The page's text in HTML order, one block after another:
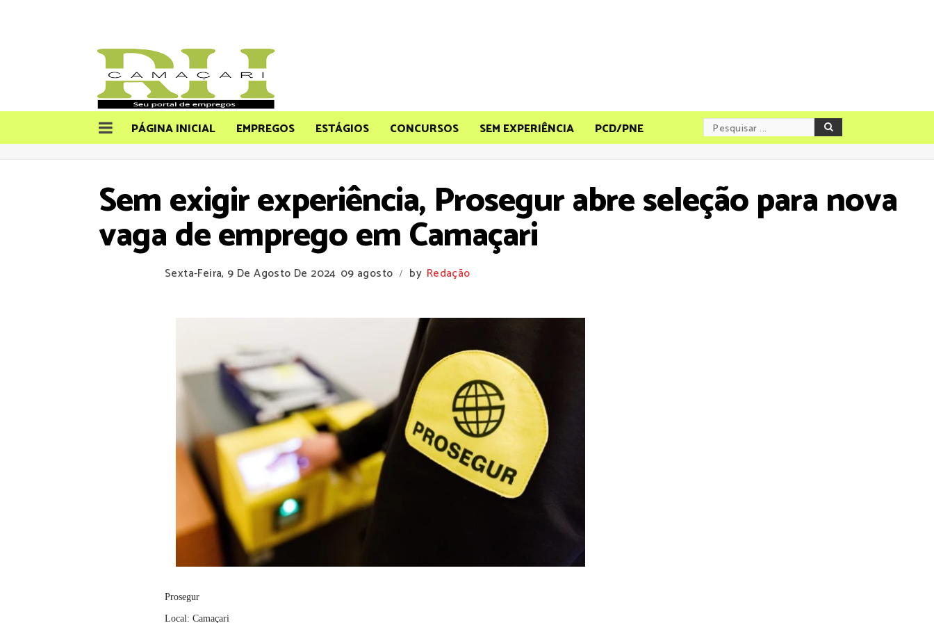
PÁGINA INICIAL EMPREGOS ESTÁGIOS CONCURSOS SEM EXPERIÊNCIA PCD/PNE
Sem exigir experiência, Prosegur abre seleção para nova
vaga de emprego em Camaçari
Sexta-Feira, 9 De Agosto De 2024 09 agosto / by Redação
Prosegur
Local: Camaçari